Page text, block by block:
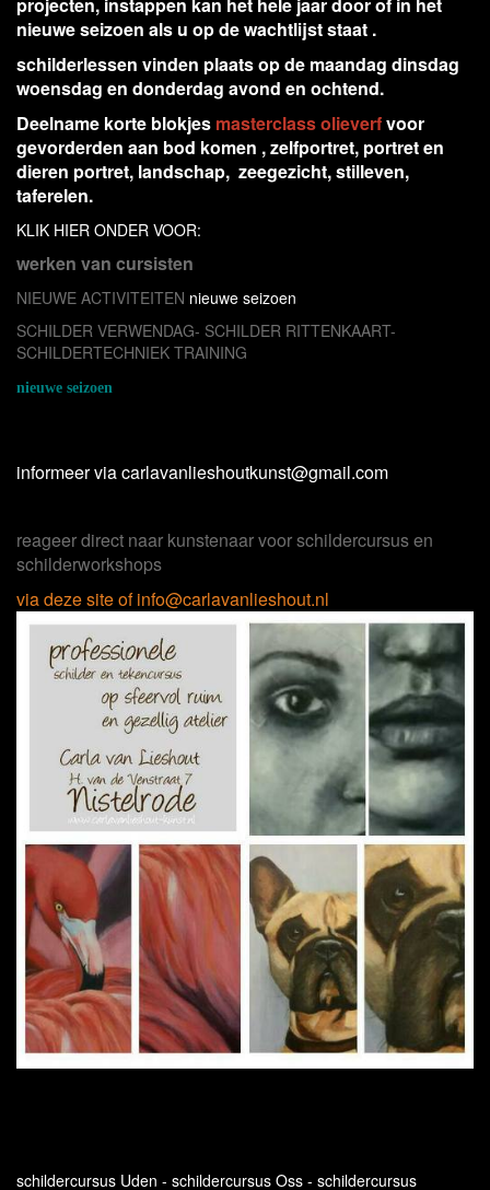
nieuwe seizoen als u op de wachtlijst staat .
schilderlessen vinden plaats op de maandag dinsdag
woensdag en donderdag avond en ochtend.
Deelname korte blokjes masterclass olieverfvoor
gevorderden aan bod komen , zelfportret, portret en
dieren portret, landschap, zeegezicht, stilleven,
taferelen.
KLIK HIER ONDER VOOR:
werken van cursisten
NIEUWE ACTIVITEITEN nieuwe seizoen
SCHILDER VERWENDAG- SCHILDER RITTENKAART-
SCHILDERTECHNIEK TRAINING
nieuwe seizoen
informeer via carlavanlieshoutkunst@gmail.com
reageer direct naar kunstenaar voor schildercursus en
schilderworkshops
via deze site of info@carlavanlieshout.nl
schildercursus Uden - schildercursus Oss - schildercursus